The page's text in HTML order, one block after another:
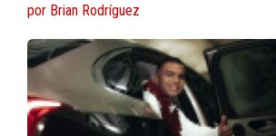
por Brian Rodríguez